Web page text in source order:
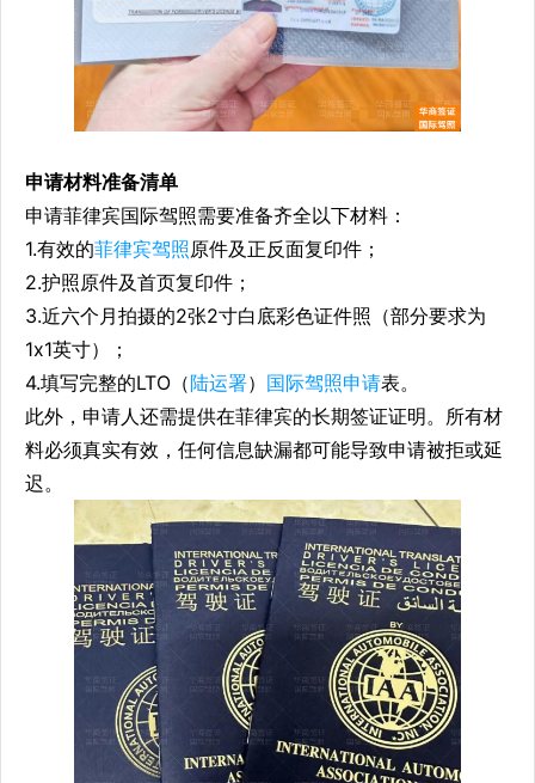
申请材料准备清单
申请菲律宾国际驾照需要准备齐全以下材料：
1.有效的菲律宾驾照原件及正反面复印件；
2.护照原件及首页复印件；
3.近六个月拍摄的2张2寸白底彩色证件照（部分要求为
1x1英寸）；
4.填写完整的LTO（陆运署） 国际驾照申请表。
此外，申请人还需提供在菲律宾的长期签证证明。所有材
料必须真实有效，任何信息缺漏都可能导致申请被拒或延
迟。